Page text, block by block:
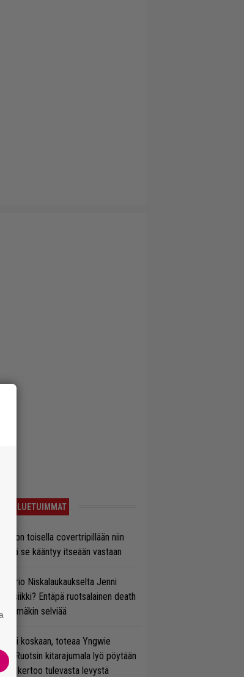
LUETUIMMAT
on toisella covertripillään niin
että se kääntyy itseään vastaan
Trio Niskalaukaukselta Jenni
musiikki? Entäpä ruotsalainen death
tämäkin selviää
tai ei koskaan, toteaa Yngwie
– Ruotsin kitarajumala lyö pöytään
ja kertoo tulevasta levystä